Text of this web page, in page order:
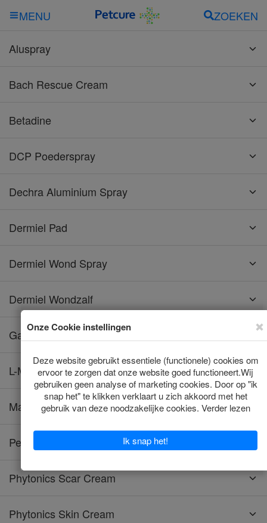
MENU ZOEKEN
Aluspray
Bach Rescue Cream
Betadine
DCP Poederspray
Dechra Aluminium Spray
Dermiel Pad
Dermiel Wond Spray
Dermiel Wondzalf
Gamgee Wondverband
L-Mesitran (Soft)
Manuka G Wondgel
Petflex AFD
Phytonics Scar Cream
Phytonics Skin Cream